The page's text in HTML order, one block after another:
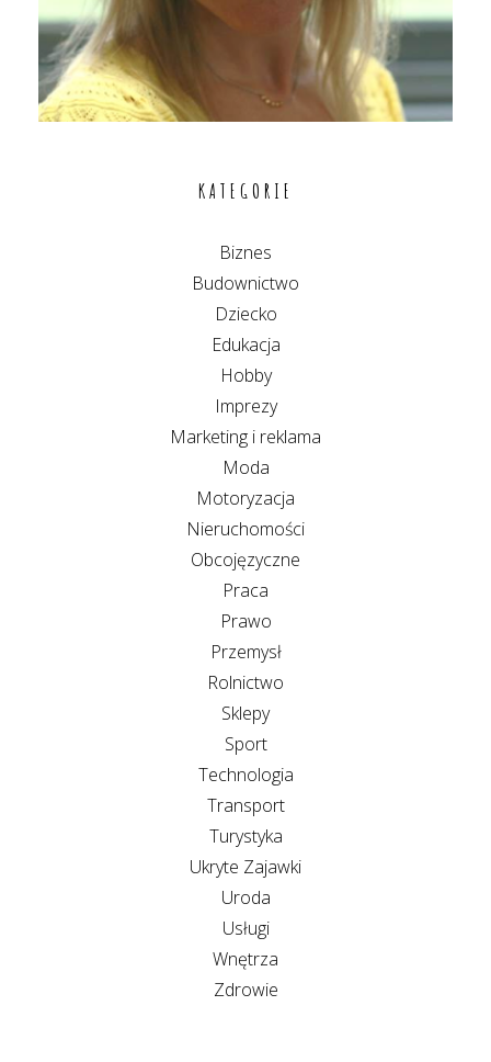
KATEGORIE
Biznes
Budownictwo
Dziecko
Edukacja
Hobby
Imprezy
Marketing i reklama
Moda
Motoryzacja
Nieruchomości
Obcojęzyczne
Praca
Prawo
Przemysł
Rolnictwo
Sklepy
Sport
Technologia
Transport
Turystyka
Ukryte Zajawki
Uroda
Usługi
Wnętrza
Zdrowie